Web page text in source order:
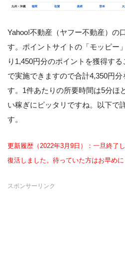
Yahoo!不動産（ヤフー不動産）の
す。ポイントサイトの「モッピー
り1,450円分のポイントを獲得す
で実施できますので合計4,350円
す。1件あたりの所要時間は5分ほ
い稼ぎにピッタリですね。以下で
す。
更新履歴（2022年3月9日）：一旦終了
復活しました。待っていた方はお早めに
スポンサーリンク